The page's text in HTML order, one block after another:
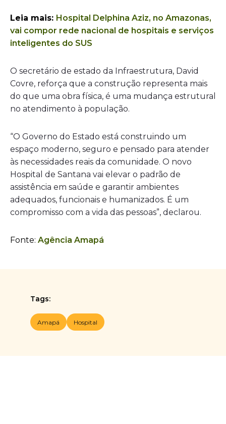
Leia mais: Hospital Delphina Aziz, no Amazonas,
vai compor rede nacional de hospitais e serviços
inteligentes do SUS
O secretário de estado da Infraestrutura, David
Covre, reforça que a construção representa mais
do que uma obra física, é uma mudança estrutural
no atendimento à população.
“O Governo do Estado está construindo um
espaço moderno, seguro e pensado para atender
às necessidades reais da comunidade. O novo
Hospital de Santana vai elevar o padrão de
assistência em saúde e garantir ambientes
adequados, funcionais e humanizados. É um
compromisso com a vida das pessoas”, declarou.
Fonte: Agência Amapá
Tags:
Amapá Hospital